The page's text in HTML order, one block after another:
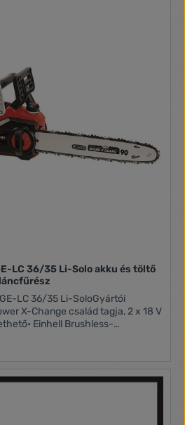
LC 36/35 Li-Solo akku és töltő
LC 36/35 Li-SoloGyártói
X-Change család tagja, 2 x 18 V
Einhell Brushless-
és fűrészlánc• Szerszám
Visszacsapódás-védelem
Softgrip felületű markolat• Fémből
olajbetöltő nyílás• Automatikus
Akkumulátor és
külön vásárolhatja meg,